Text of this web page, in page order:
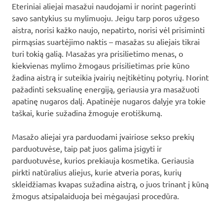
Eteriniai aliejai masažui naudojami ir norint pagerinti
savo santykius su mylimuoju. Jeigu tarp poros užgeso
aistra, norisi kažko naujo, nepatirto, norisi vėl prisiminti
pirmąsias suartėjimo naktis – masažas su aliejais tikrai
turi tokią galią. Masažas yra prisilietimo menas, o
kiekvienas mylimo žmogaus prisilietimas prie kūno
žadina aistrą ir suteikia įvairių neįtikėtinų potyrių. Norint
pažadinti seksualinę energiją, geriausia yra masažuoti
apatinę nugaros dalį. Apatinėje nugaros dalyje yra tokie
taškai, kurie sužadina žmoguje erotiškumą.
Masažo aliejai yra parduodami įvairiose sekso prekių
parduotuvėse, taip pat juos galima įsigyti ir
parduotuvėse, kurios prekiauja kosmetika. Geriausia
pirkti natūralius aliejus, kurie atveria poras, kurių
skleidžiamas kvapas sužadina aistrą, o juos trinant į kūną
žmogus atsipalaiduoja bei mėgaujasi procedūra.